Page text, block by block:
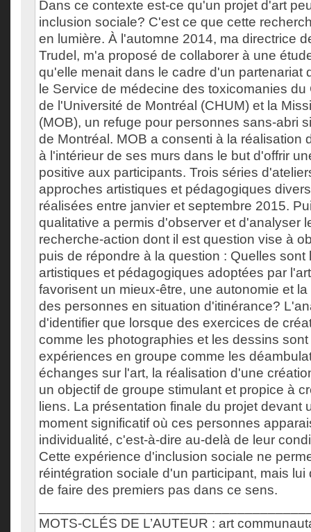
Dans ce contexte est-ce qu'un projet d'art
inclusion sociale? C'est ce que cette
en lumière. À l'automne 2014, ma directrice
Trudel, m'a proposé de collaborer à une
qu'elle menait dans le cadre d'un partenariat
le Service de médecine des toxicomanies du
de l'Université de Montréal (CHUM) et la
(MOB), un refuge pour personnes sans-abri
de Montréal. MOB a consenti à la réalisation
à l'intérieur de ses murs dans le but d'offrir
positive aux participants. Trois séries
approches artistiques et pédagogiques
réalisées entre janvier et septembre 2015.
qualitative a permis d'observer et d'analyser
recherche-action dont il est question vise à
puis de répondre à la question : Quelles sont
artistiques et pédagogiques adoptées par
favorisent un mieux-être, une autonomie et
des personnes en situation d'itinérance?
d'identifier que lorsque des exercices de
comme les photographies et les dessins
expériences en groupe comme les
échanges sur l'art, la réalisation d'une
un objectif de groupe stimulant et propice à
liens. La présentation finale du projet devant
moment significatif où ces personnes
individualité, c'est-à-dire au-delà de leur
Cette expérience d'inclusion sociale ne
réintégration sociale d'un participant, mais
de faire des premiers pas dans ce sens.
MOTS-CLÉS DE L’AUTEUR : art